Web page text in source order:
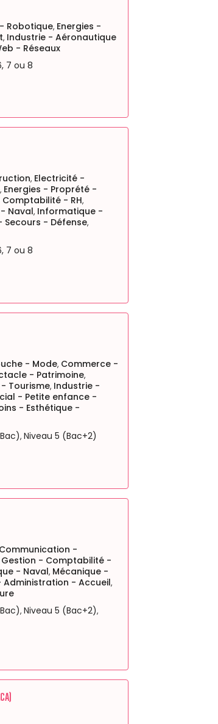
Robotique, Energies -
, Industrie - Aéronautique
- Réseaux
7 ou 8
, Electricité -
, Energies - Proprété -
- RH,
Naval, Informatique -
Secours - Défense,
7 ou 8
- Mode, Commerce -
- Patrimoine,
Tourisme, Industrie -
- Petite enfance -
- Esthétique -
, Niveau 5 (Bac+2)
Communication -
Gestion - Comptabilité -
- Naval, Mécanique -
- Accueil,
, Niveau 5 (Bac+2),